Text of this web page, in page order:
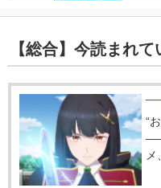
【総合】今読まれ
“
――